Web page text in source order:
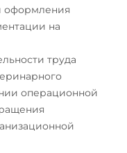
оформления
на
труда
операционной